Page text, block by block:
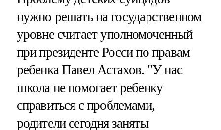
нужно решать на государственном
уровне считает уполномоченный
при президенте Росси по правам
ребенка Павел Астахов. "У нас
школа не помогает ребенку
справиться с проблемами,
родители сегодня заняты